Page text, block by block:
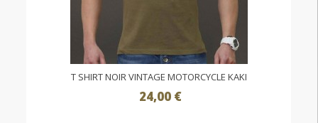
T SHIRT NOIR VINTAGE MOTORCYCLE KAKI
24,00 €